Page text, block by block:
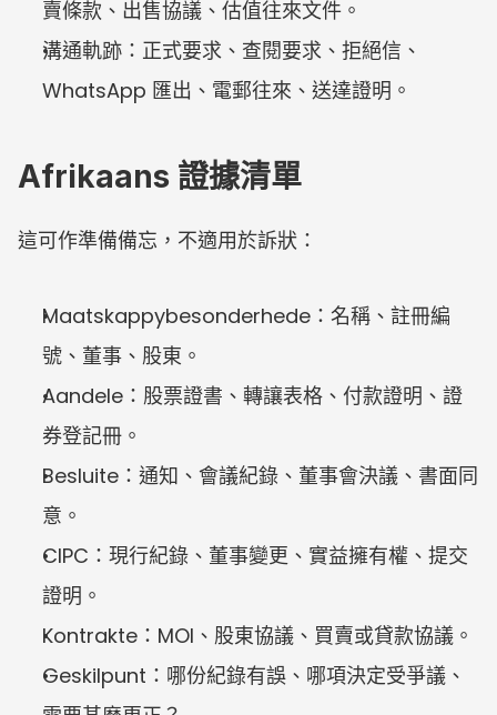
賣條款、出售協議、估值往來文件。
溝通軌跡：正式要求、查閱要求、拒絕信、
WhatsApp 匯出、電郵往來、送達證明。
Afrikaans 證據清單
這可作準備備忘，不適用於訴狀：
Maatskappybesonderhede：名稱、註冊編
號、董事、股東。
Aandele：股票證書、轉讓表格、付款證明、證
券登記冊。
Besluite：通知、會議紀錄、董事會決議、書面同
意。
CIPC：現行紀錄、董事變更、實益擁有權、提交
證明。
Kontrakte：MOI、股東協議、買賣或貸款協議。
Geskilpunt：哪份紀錄有誤、哪項決定受爭議、